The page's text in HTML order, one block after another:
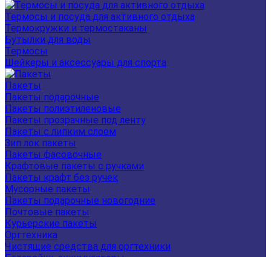
Термосы и посуда для активного отдыха
Термокружки и термостаканы
Бутылки для воды
Термосы
Шейкеры и аксессуары для спорта
Пакеты
Пакеты подарочные
Пакеты полиэтиленовые
Пакеты прозрачные под ленту
Пакеты с липким слоем
Зип лок пакеты
Пакеты фасовочные
Крафтовые пакеты с ручками
Пакеты крафт без ручек
Мусорные пакеты
Пакеты подарочные новогодние
Почтовые пакеты
Курьерские пакеты
Оргтехника
Чистящие средства для оргтехники